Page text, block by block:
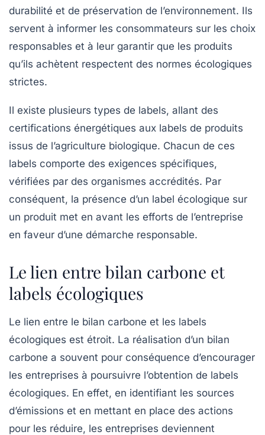
durabilité et de préservation de l’environnement. Ils
servent à informer les consommateurs sur les choix
responsables et à leur garantir que les produits
qu’ils achètent respectent des normes écologiques
strictes.
Il existe plusieurs types de labels, allant des
certifications énergétiques aux labels de produits
issus de l’agriculture biologique. Chacun de ces
labels comporte des exigences spécifiques,
vérifiées par des organismes accrédités. Par
conséquent, la présence d’un label écologique sur
un produit met en avant les efforts de l’entreprise
en faveur d’une démarche responsable.
Le lien entre bilan carbone et
labels écologiques
Le lien entre le bilan carbone et les labels
écologiques est étroit. La réalisation d’un bilan
carbone a souvent pour conséquence d’encourager
les entreprises à poursuivre l’obtention de labels
écologiques. En effet, en identifiant les sources
d’émissions et en mettant en place des actions
pour les réduire, les entreprises deviennent